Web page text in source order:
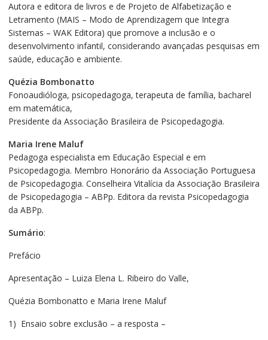
Autora e editora de livros e de Projeto de Alfabetização e
Letramento (MAIS – Modo de Aprendizagem que Integra
Sistemas – WAK Editora) que promove a inclusão e o
desenvolvimento infantil, considerando avançadas pesquisas em
saúde, educação e ambiente.
Quézia Bombonatto
Fonoaudióloga, psicopedagoga, terapeuta de família, bacharel
em matemática,
Presidente da Associação Brasileira de Psicopedagogia.
Maria Irene Maluf
Pedagoga especialista em Educação Especial e em
Psicopedagogia. Membro Honorário da Associação Portuguesa
de Psicopedagogia. Conselheira Vitalícia da Associação Brasileira
de Psicopedagogia – ABPp. Editora da revista Psicopedagogia
da ABPp.
Sumário:
Prefácio
Apresentação – Luiza Elena L. Ribeiro do Valle,
Quézia Bombonatto e Maria Irene Maluf
1) Ensaio sobre exclusão – a resposta –